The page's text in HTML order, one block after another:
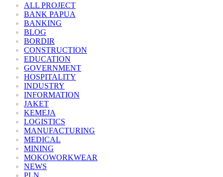
ALL PROJECT
BANK PAPUA
BANKING
BLOG
BORDIR
CONSTRUCTION
EDUCATION
GOVERNMENT
HOSPITALITY
INDUSTRY
INFORMATION
JAKET
KEMEJA
LOGISTICS
MANUFACTURING
MEDICAL
MINING
MOKOWORKWEAR
NEWS
PLN